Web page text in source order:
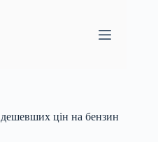
цін на бензин